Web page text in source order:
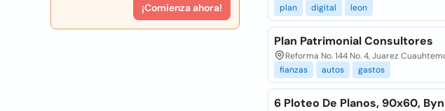
¡Comienza ahora!
plan
digital leon
Plan Patrimonial Consultores
Reforma No. 144 No. 4, Juarez
fianzas
autos gastos
6 Ploteo De Planos, 90x60, Byn